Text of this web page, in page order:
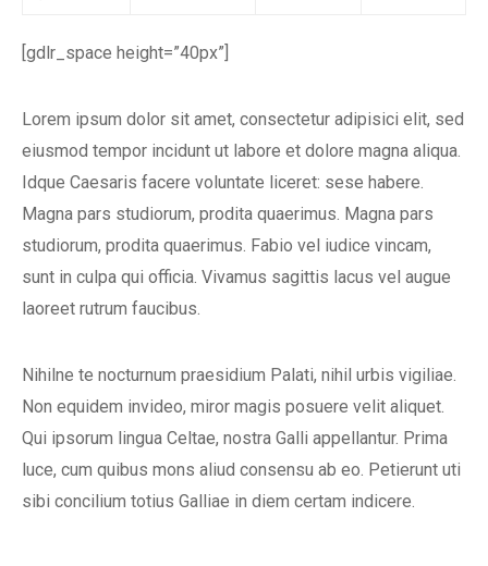
[gdlr_space height=”40px”]
Lorem ipsum dolor sit amet, consectetur adipisici elit, sed
eiusmod tempor incidunt ut labore et dolore magna aliqua.
Idque Caesaris facere voluntate liceret: sese habere.
Magna pars studiorum, prodita quaerimus. Magna pars
studiorum, prodita quaerimus. Fabio vel iudice vincam,
sunt in culpa qui officia. Vivamus sagittis lacus vel augue
laoreet rutrum faucibus.
Nihilne te nocturnum praesidium Palati, nihil urbis vigiliae.
Non equidem invideo, miror magis posuere velit aliquet.
Qui ipsorum lingua Celtae, nostra Galli appellantur. Prima
luce, cum quibus mons aliud consensu ab eo. Petierunt uti
sibi concilium totius Galliae in diem certam indicere.